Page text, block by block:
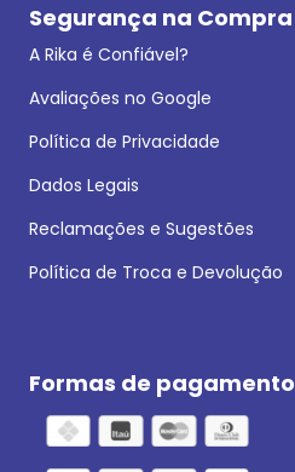
Segurança na Compra
A Rika é Confiável?
Avaliações no Google
Política de Privacidade
Dados Legais
Reclamações e Sugestões
Política de Troca e Devolução
Formas de pagamento